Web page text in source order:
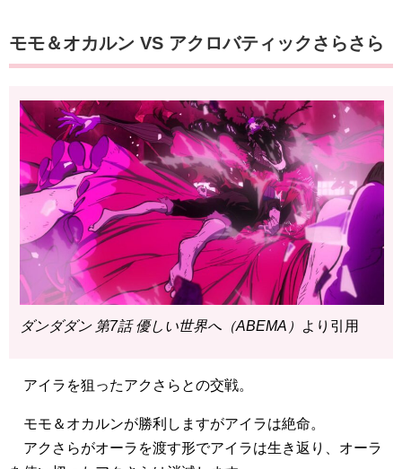
モモ＆オカルン VS アクロバティックさらさら
ダンダダン 第7話 優しい世界へ（ABEMA） より引用
アイラを狙ったアクさらとの交戦。
モモ＆オカルンが勝利しますがアイラは絶命。
アクさらがオーラを渡す形でアイラは生き返り、オーラ